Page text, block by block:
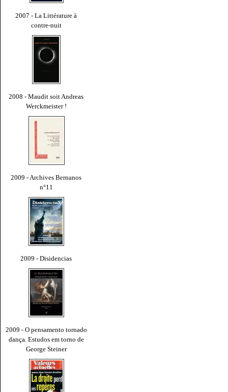
2007 - La Littérature à
contre-nuit
2008 - Maudit soit Andreas
Werckmeister !
2009 - Archives Bernanos
n°11
2009 - Disidencias
2009 - O pensamento tornado
dança. Estudos em torno de
George Steiner